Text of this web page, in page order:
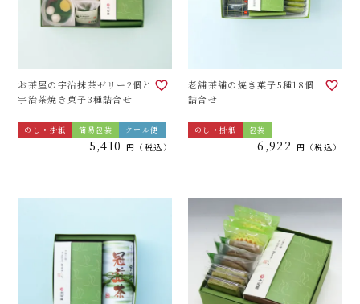
お茶屋の宇治抹茶ゼリー2個と
宇治茶焼き菓子3種詰合せ
のし・掛紙 簡易包装 クール便
5,410 税込
老舗茶舗の焼き菓子5種18個
詰合せ
のし・掛紙 包装
6,922 税込